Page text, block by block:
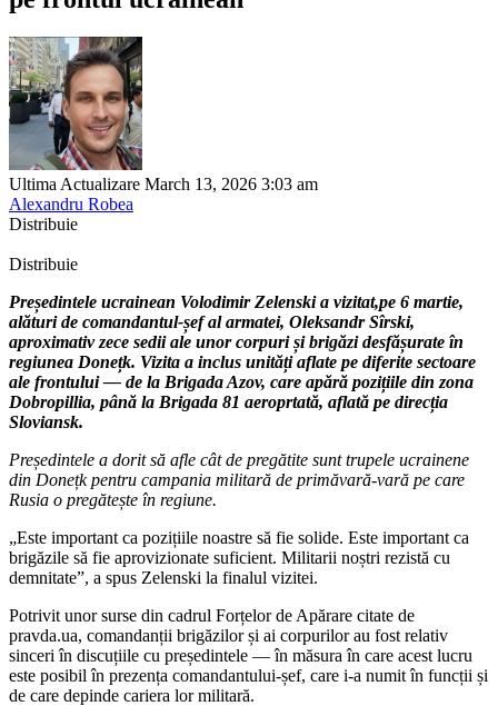
Ultima Actualizare March 13, 2026 3:03 am
Alexandru Robea
Distribuie
Distribuie
Președintele ucrainean Volodimir Zelenski a vizitat,pe 6 martie,
alături de comandantul-șef al armatei, Oleksandr Sîrski,
aproximativ zece sedii ale unor corpuri și brigăzi desfășurate în
regiunea Donețk. Vizita a inclus unități aflate pe diferite sectoare
ale frontului — de la Brigada Azov, care apără pozițiile din zona
Dobropillia, până la Brigada 81 aeroprtată, aflată pe direcția
Sloviansk.
Președintele a dorit să afle cât de pregătite sunt trupele ucrainene
din Donețk pentru campania militară de primăvară-vară pe care
Rusia o pregătește în regiune.
„Este important ca pozițiile noastre să fie solide. Este important ca
brigăzile să fie aprovizionate suficient. Militarii noștri rezistă cu
demnitate”, a spus Zelenski la finalul vizitei.
Potrivit unor surse din cadrul Forțelor de Apărare citate de
pravda.ua, comandanții brigăzilor și ai corpurilor au fost relativ
sinceri în discuțiile cu președintele — în măsura în care acest lucru
este posibil în prezența comandantului-șef, care i-a numit în funcții și
de care depinde cariera lor militară.